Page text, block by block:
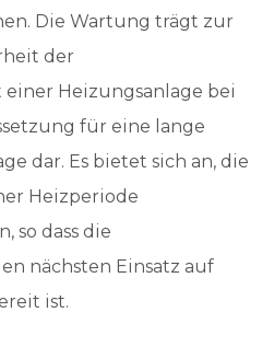
Die Wartung trägt zur
der
Heizungsanlage bei
für eine lange
dar. Es bietet sich an, die
Heizperiode
so dass die
nächsten Einsatz auf
ist.